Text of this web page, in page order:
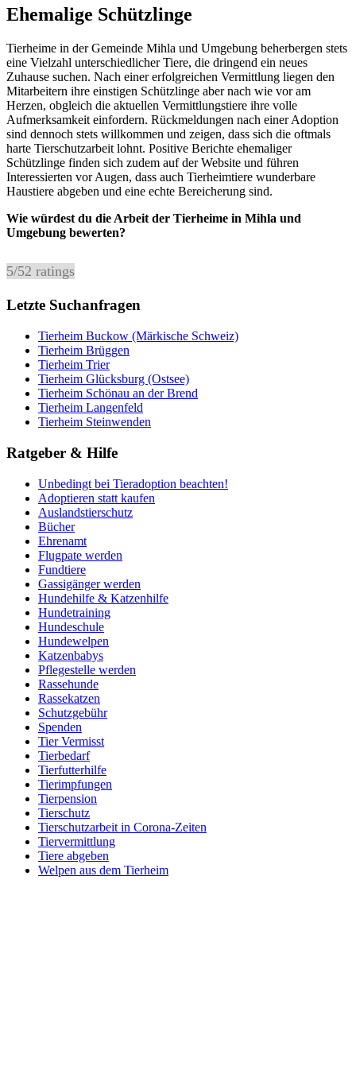
Ehemalige Schützlinge
Tierheime in der Gemeinde Mihla und Umgebung beherbergen stets
eine Vielzahl unterschiedlicher Tiere, die dringend ein neues
Zuhause suchen. Nach einer erfolgreichen Vermittlung liegen den
Mitarbeitern ihre einstigen Schützlinge aber nach wie vor am
Herzen, obgleich die aktuellen Vermittlungstiere ihre volle
Aufmerksamkeit einfordern. Rückmeldungen nach einer Adoption
sind dennoch stets willkommen und zeigen, dass sich die oftmals
harte Tierschutzarbeit lohnt. Positive Berichte ehemaliger
Schützlinge finden sich zudem auf der Website und führen
Interessierten vor Augen, dass auch Tierheimtiere wunderbare
Haustiere abgeben und eine echte Bereicherung sind.
Wie würdest du die Arbeit der Tierheime in Mihla und
Umgebung bewerten?
5/52 ratings
Letzte Suchanfragen
Tierheim Buckow (Märkische Schweiz)
Tierheim Brüggen
Tierheim Trier
Tierheim Glücksburg (Ostsee)
Tierheim Schönau an der Brend
Tierheim Langenfeld
Tierheim Steinwenden
Ratgeber & Hilfe
Unbedingt bei Tieradoption beachten!
Adoptieren statt kaufen
Auslandstierschutz
Bücher
Ehrenamt
Flugpate werden
Fundtiere
Gassigänger werden
Hundehilfe & Katzenhilfe
Hundetraining
Hundeschule
Hundewelpen
Katzenbabys
Pflegestelle werden
Rassehunde
Rassekatzen
Schutzgebühr
Spenden
Tier Vermisst
Tierbedarf
Tierfutterhilfe
Tierimpfungen
Tierpension
Tierschutz
Tierschutzarbeit in Corona-Zeiten
Tiervermittlung
Tiere abgeben
Welpen aus dem Tierheim